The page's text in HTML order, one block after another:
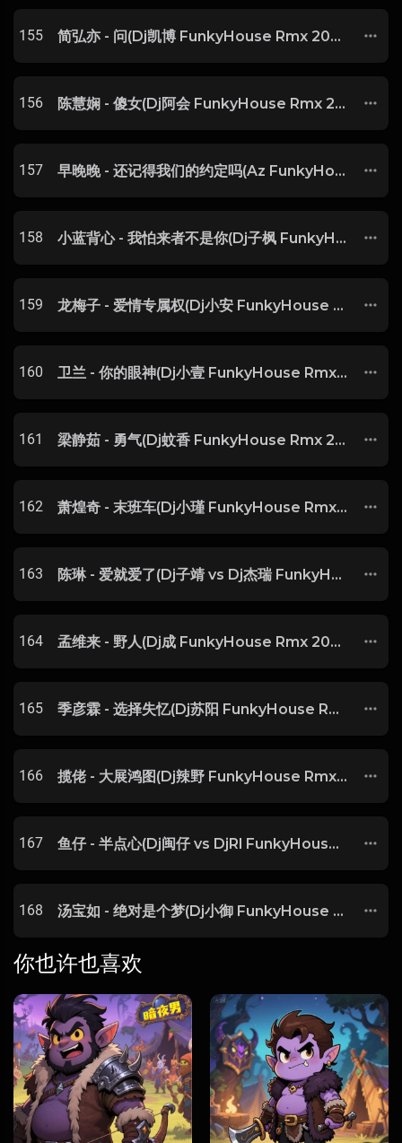
155 简弘亦 - 问(Dj凯博 FunkyHouse Rmx 2025) -
156 陈慧娴 - 傻女(Dj阿会 FunkyHouse Rmx 2025 粤语) -
157 早晚晚 - 还记得我们的约定吗(Az FunkyHouse Rmx 2025) -
158 小蓝背心 - 我怕来者不是你(Dj子枫 FunkyHouse Rmx 2025)
159 龙梅子 - 爱情专属权(Dj小安 FunkyHouse Rmx 2025) -
160 卫兰 - 你的眼神(Dj小壹 FunkyHouse Rmx 2025 粤语)
161 梁静茹 - 勇气(Dj蚊香 FunkyHouse Rmx 2025)
162 萧煌奇 - 末班车(Dj小瑾 FunkyHouse Rmx 2025) -
163 陈琳 - 爱就爱了(Dj子靖 vs Dj杰瑞 FunkyHouse Rmx 2025) -
164 孟维来 - 野人(Dj成 FunkyHouse Rmx 2025)
165 季彦霖 - 选择失忆(Dj苏阳 FunkyHouse Rmx 2025) -
166 揽佬 - 大展鸿图(Dj辣野 FunkyHouse Rmx 2025) -
167 鱼仔 - 半点心(Dj闽仔 vs DjRl FunkyHouse Rmx 2025 粤语) -
168 汤宝如 - 绝对是个梦(Dj小御 FunkyHouse Rmx 2025 粤语) -
你也许也喜欢